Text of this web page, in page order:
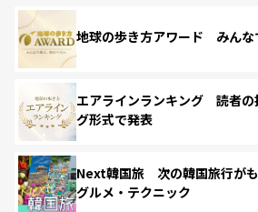
地球の歩き方アワード みんな
エアラインランキング 読者の
グ形式で発表
Next韓国旅 次の韓国旅行がも
グルメ・テクニック